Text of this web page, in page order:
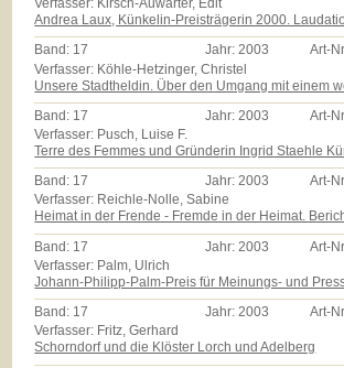
Verfasser: Kirsch-Auwärter, Edit
Andrea Laux, Künkelin-Preisträgerin 2000.
Band: 17 Jahr:2003 Art-
Verfasser: Köhle-Hetzinger, Christel
Unsere Stadtheldin. Über den Umgang mit einem
Band: 17 Jahr: 2003 Art-
Verfasser: Pusch, Luise F.
Terre des Femmes und Gründerin Ingrid Staehle
Band: 17 Jahr:2003 Art-
Verfasser: Reichle-Nolle, Sabine
Heimat in der Frende - Fremde in der Heimat.
Band: 17 Jahr: 2003 Art-
Verfasser: Palm, Ulrich
Johann-Philipp-Palm-Preis für Meinungs- und
Band: 17 Jahr:2003 Art-
Verfasser: Fritz, Gerhard
Schorndorf und die Klöster Lorch und Adelberg